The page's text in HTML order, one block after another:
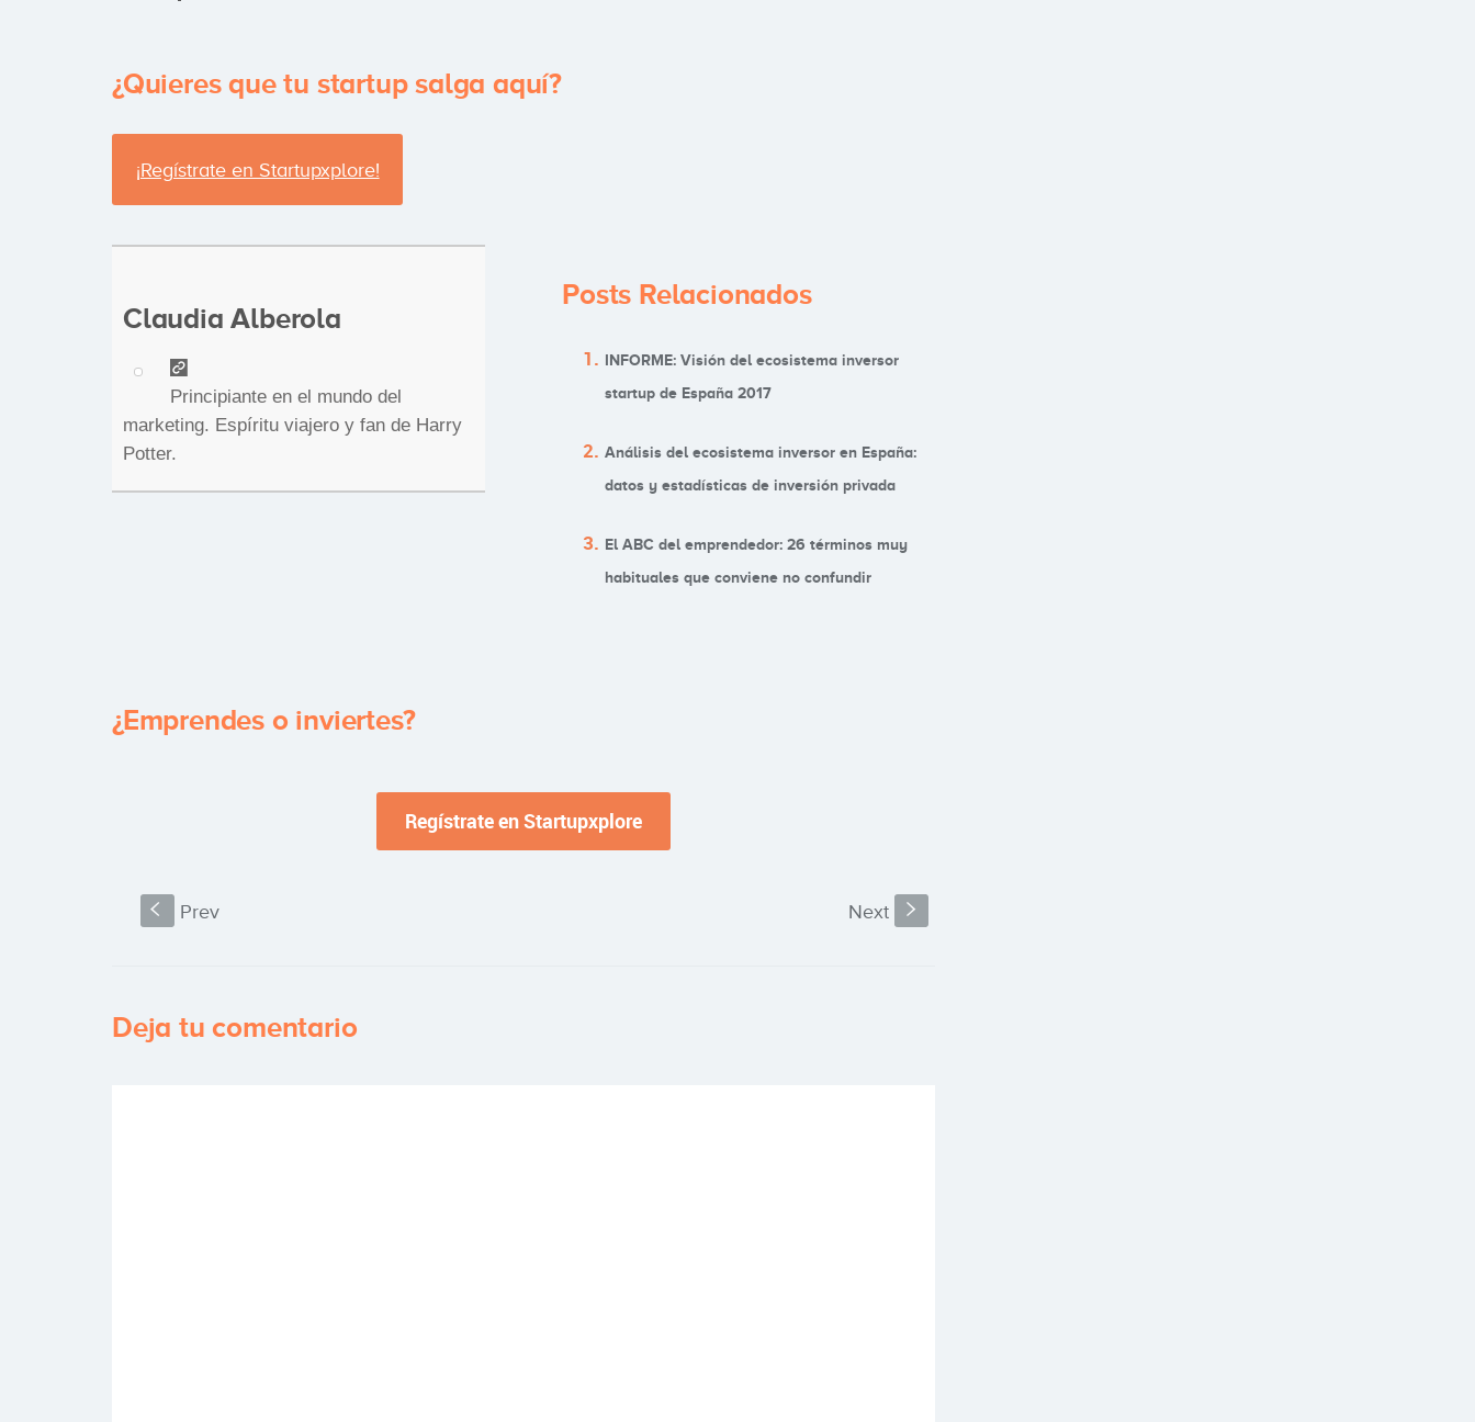
¿Quieres que tu startup salga aquí?
¡Regístrate en Startupxplore!
Claudia Alberola
Principiante en el mundo del
marketing. Espíritu viajero y fan de Harry
Potter.
Posts Relacionados
INFORME: Visión del ecosistema inversor
startup de España 2017
Análisis del ecosistema inversor en España:
datos y estadísticas de inversión privada
El ABC del emprendedor: 26 términos muy
habituales que conviene no confundir
¿Emprendes o inviertes?
S Prev Next s
Deja tu comentario